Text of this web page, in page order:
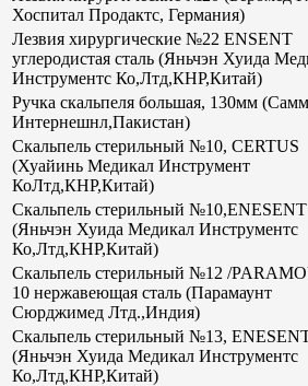
Хоспитал Продактс, Германия)
Лезвия хирургические №22 ENSENT
углеродистая сталь (Яньчэн Хуида
Инструментс Ко,Лтд,КНР,Китай)
Ручка скальпеля большая, 130мм
Интернешнл,Пакистан)
Скальпель стерильный №10, CERTUS
(Хуайинь Медикал Инструмент
КоЛтд,КНР,Китай)
Скальпель стерильный №10,ENESENT
(Яньчэн Хуида Медикал Инструментс
Ко,Лтд,КНР,Китай)
Скальпель стерильный №12 /
10 нержавеющая сталь (Парамаунт
Сюрджимед Лтд.,Индия)
Скальпель стерильный №13,
(Яньчэн Хуида Медикал Инструментс
Ко,Лтд,КНР,Китай)